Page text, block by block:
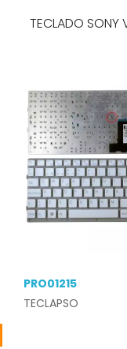
TECLADO SONY
PRO01215
TECLAPSO